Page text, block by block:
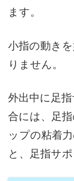
ます。
小指の動き
りません。
外出中に足
合には、足
ップの粘着
と、足指サ